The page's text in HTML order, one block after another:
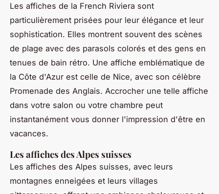
Les affiches de la French Riviera sont
particulièrement prisées pour leur élégance et leur
sophistication. Elles montrent souvent des scènes
de plage avec des parasols colorés et des gens en
tenues de bain rétro. Une affiche emblématique de
la Côte d'Azur est celle de Nice, avec son célèbre
Promenade des Anglais. Accrocher une telle affiche
dans votre salon ou votre chambre peut
instantanément vous donner l'impression d'être en
vacances.
Les affiches des Alpes suisses
Les affiches des Alpes suisses, avec leurs
montagnes enneigées et leurs villages